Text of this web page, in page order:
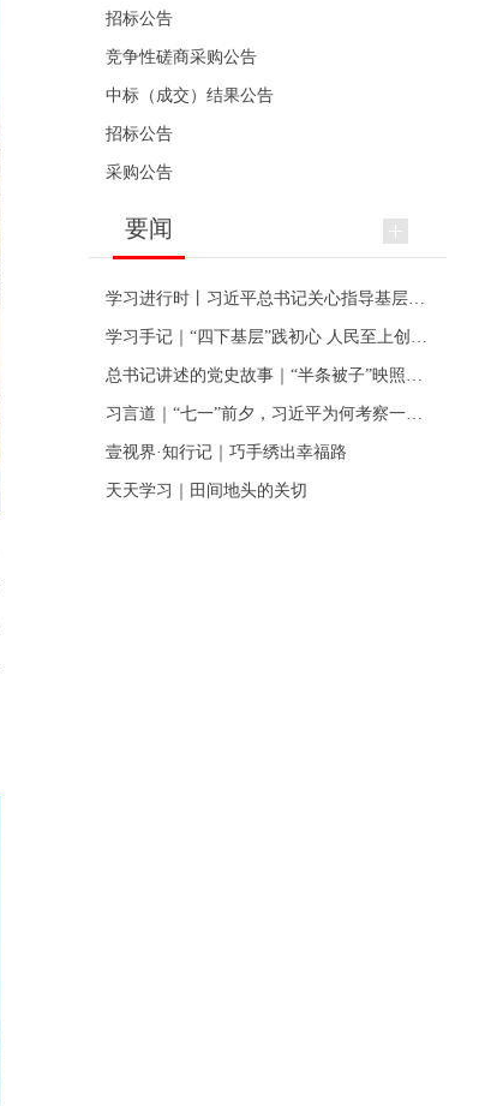
招标公告
竞争性磋商采购公告
中标（成交）结果公告
招标公告
采购公告
要闻
壹视界·知行记｜巧手绣出幸福路
天天学习｜田间地头的关切